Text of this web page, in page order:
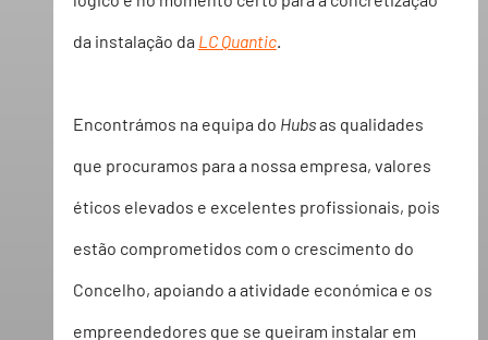
da instalação da LC Quantic.
Encontrámos na equipa do Hubs as qualidades
que procuramos para a nossa empresa, valores
éticos elevados e excelentes profissionais, pois
estão comprometidos com o crescimento do
Concelho, apoiando a atividade económica e os
empreendedores que se queiram instalar em